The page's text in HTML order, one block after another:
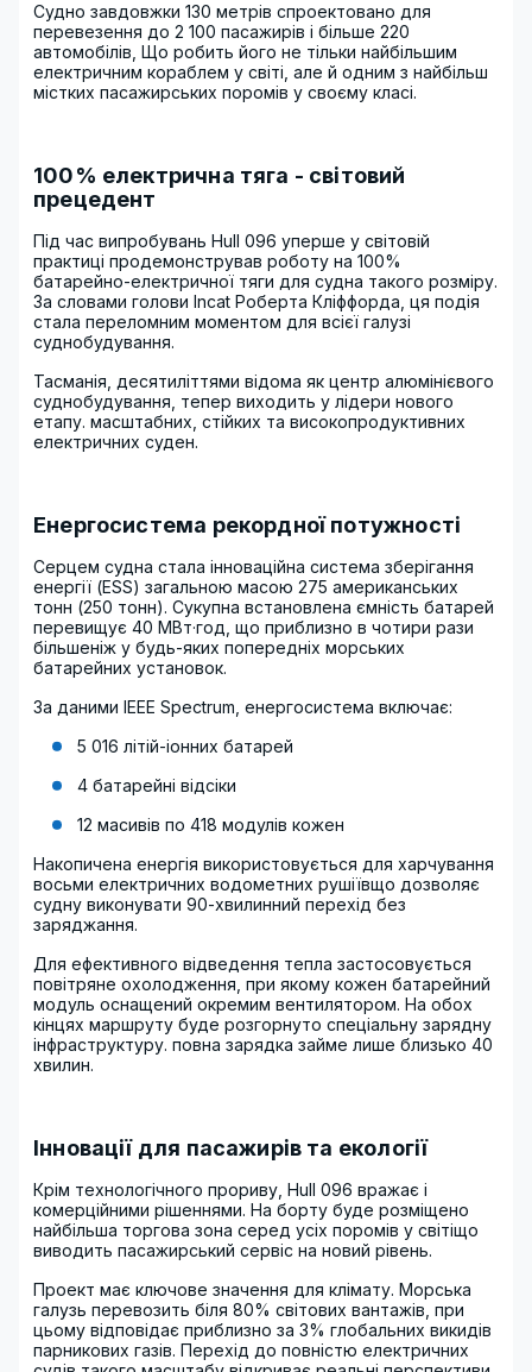
Судно завдовжки 130 метрів спроектовано для
перевезення до 2 100 пасажирів і більше 220
автомобілів, Що робить його не тільки найбільшим
електричним кораблем у світі, але й одним з найбільш
містких пасажирських поромів у своєму класі.
100% електрична тяга - світовий
прецедент
Під час випробувань Hull 096 уперше у світовій
практиці продемонстрував роботу на 100%
батарейно-електричної тяги для судна такого розміру.
За словами голови Incat Роберта Кліффорда, ця подія
стала переломним моментом для всієї галузі
суднобудування.
Тасманія, десятиліттями відома як центр алюмінієвого
суднобудування, тепер виходить у лідери нового
етапу. масштабних, стійких та високопродуктивних
електричних суден.
Енергосистема рекордної потужності
Серцем судна стала інноваційна система зберігання
енергії (ESS) загальною масою 275 американських
тонн (250 тонн). Сукупна встановлена ​​ємність батарей
перевищує 40 МВт·год, що приблизно в чотири рази
більшеніж у будь-яких попередніх морських
батарейних установок.
За даними IEEE Spectrum, енергосистема включає:
5 016 літій-іонних батарей
4 батарейні відсіки
12 масивів по 418 модулів кожен
Накопичена енергія використовується для харчування
восьми електричних водометних рушіївщо дозволяє
судну виконувати 90-хвилинний перехід без
заряджання.
Для ефективного відведення тепла застосовується
повітряне охолодження, при якому кожен батарейний
модуль оснащений окремим вентилятором. На обох
кінцях маршруту буде розгорнуто спеціальну зарядну
інфраструктуру. повна зарядка займе лише близько 40
хвилин.
Інновації для пасажирів та екології
Крім технологічного прориву, Hull 096 вражає і
комерційними рішеннями. На борту буде розміщено
найбільша торгова зона серед усіх поромів у світіщо
виводить пасажирський сервіс на новий рівень.
Проект має ключове значення для клімату. Морська
галузь перевозить біля 80% світових вантажів, при
цьому відповідає приблизно за 3% глобальних викидів
парникових газів. Перехід до повністю електричних